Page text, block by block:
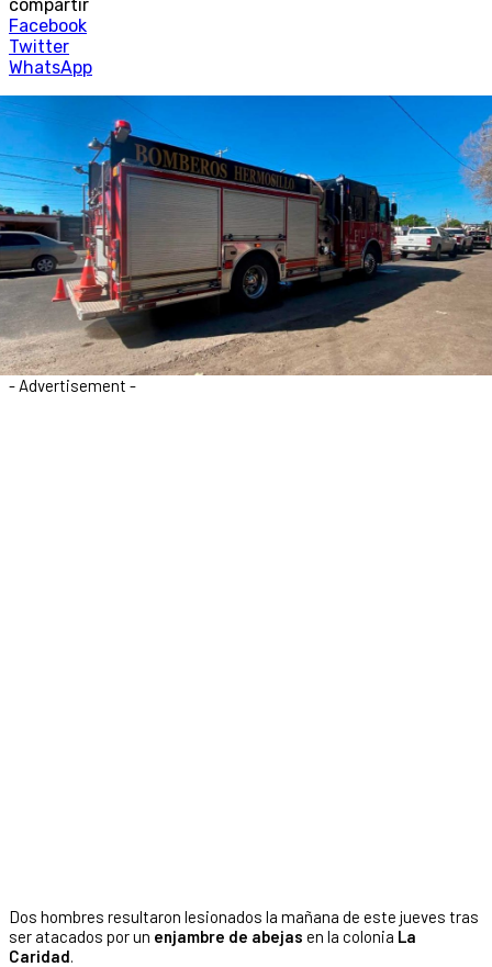
compartir
Facebook
Twitter
WhatsApp
- Advertisement -
Dos hombres resultaron lesionados la mañana de este jueves tras
ser atacados por un enjambre de abejas en la colonia La
Caridad.